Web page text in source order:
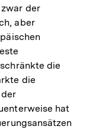
der
aber
die
die
hat